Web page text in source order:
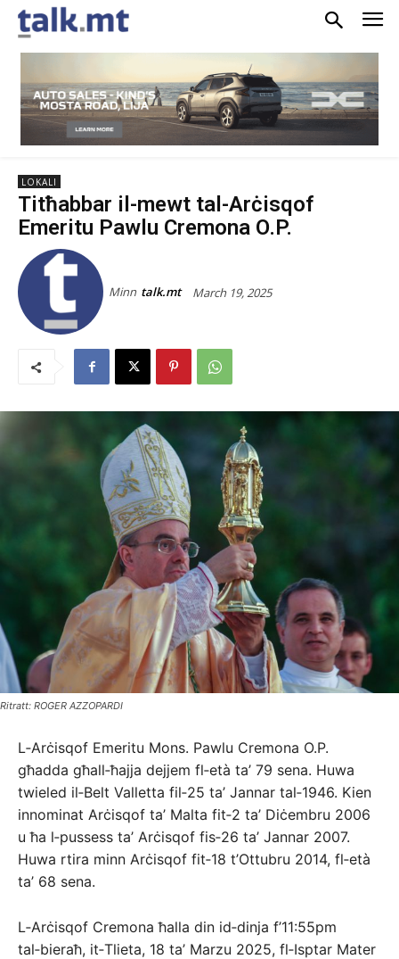
LOKALI
Titħabbar il-mewt tal-Arċisqof
Emeritu Pawlu Cremona O.P.
Minn talk.mt March 19, 2025
Ritratt: ROGER AZZOPARDI
L‑Arċisqof Emeritu Mons. Pawlu Cremona O.P.
għadda għall‑ħajja dejjem fl‑età ta’ 79 sena. Huwa
twieled il‑Belt Valletta fil‑25 ta’ Jannar tal‑1946. Kien
innominat Arċisqof ta’ Malta fit‑2 ta’ Diċembru 2006
u ħa l‑pussess ta’ Arċisqof fis‑26 ta’ Jannar 2007.
Huwa rtira minn Arċisqof fit‑18 t’Ottubru 2014, fl‑età
ta’ 68 sena.
L‑Arċisqof Cremona ħalla din id‑dinja f’11:55pm
tal‑bieraħ, it‑Tlieta, 18 ta’ Marzu 2025, fl‑Isptar Mater